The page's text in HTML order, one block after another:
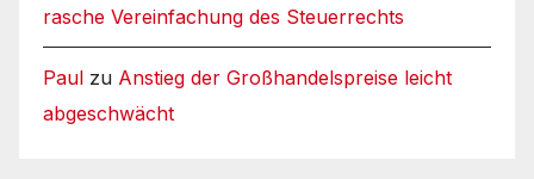
rasche Vereinfachung des Steuerrechts
Paul zu Anstieg der Großhandelspreise leicht
abgeschwächt